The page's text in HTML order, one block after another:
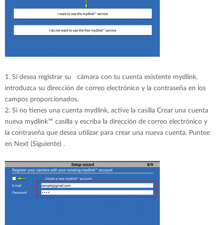
1. Si desea registrar su cámara con tu cuenta existente mydlink,
introduzca su dirección de correo electrónico y la contraseña en los
campos proporcionados.
2. Si no tienes una cuenta mydlink, active la casilla Crear una cuenta
nueva mydlink™ casilla y escriba la dirección de correo electrónico y
la contraseña que desea utilizar para crear una nueva cuenta. Puntee
en Next (Siguiente) .